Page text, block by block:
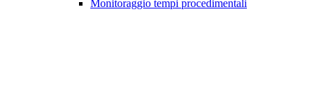
Monitoraggio tempi procedimentali